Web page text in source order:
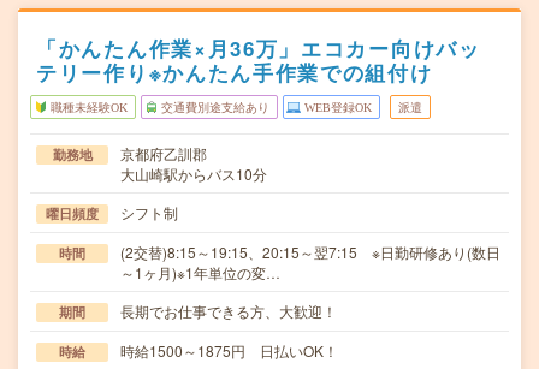
「かんたん作業×月36万」エコカー向けバッ
テリー作り※かんたん手作業での組付け
職種未経験OK 交通費別途支給あり WEB登録OK 派遣
勤務地
京都府乙訓郡
大山崎駅からバス10分
曜日頻度 シフト制
時間
(2交替)8:15～19:15、20:15～翌7:15 ※日勤研修あり(数日
～1ヶ月)※1年単位の変…
期間 長期でお仕事できる方、大歓迎！
時給 時給1500～1875円 日払いOK！